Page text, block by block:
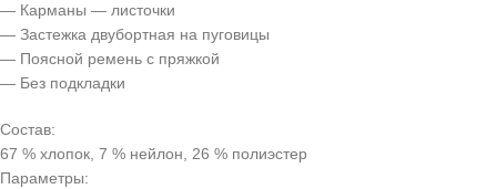
— Карманы — листочки
— Застежка двубортная на пуговицы
— Поясной ремень с пряжкой
— Без подкладки
Состав:
67 % хлопок, 7 % нейлон, 26 % полиэстер
Параметры: